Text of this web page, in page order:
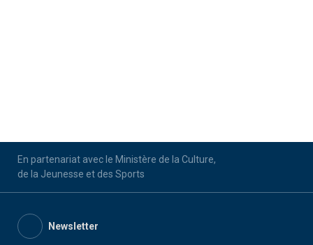
En partenariat avec le Ministère de la Culture,
de la Jeunesse et des Sports
Newsletter